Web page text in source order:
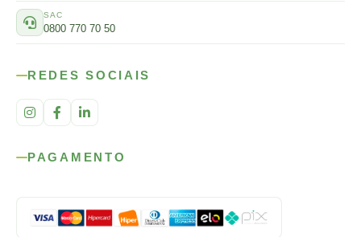
SAC
0800 770 70 50
REDES SOCIAIS
PAGAMENTO